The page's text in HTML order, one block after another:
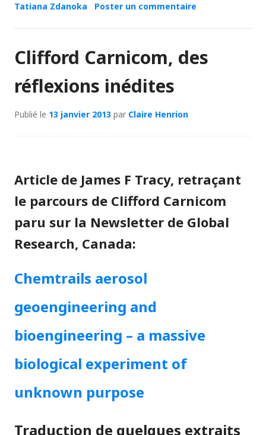
Tatiana Zdanoka
Poster un commentaire
Clifford Carnicom, des
réflexions inédites
Publié le 13 janvier 2013 par Claire Henrion
Article de James F Tracy, retraçant
le parcours de Clifford Carnicom
paru sur la Newsletter de Global
Research, Canada:
Chemtrails aerosol
geoengineering and
bioengineering – a massive
biological experiment of
unknown purpose
Traduction de quelques extraits